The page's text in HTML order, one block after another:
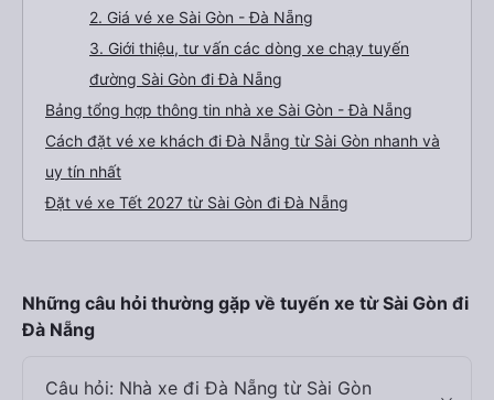
2. Giá vé xe Sài Gòn - Đà Nẵng
3. Giới thiệu, tư vấn các dòng xe chạy tuyến
đường Sài Gòn đi Đà Nẵng
Bảng tổng hợp thông tin nhà xe Sài Gòn - Đà Nẵng
Cách đặt vé xe khách đi Đà Nẵng từ Sài Gòn nhanh và
uy tín nhất
Đặt vé xe Tết 2027 từ Sài Gòn đi Đà Nẵng
Những câu hỏi thường gặp về tuyến xe từ Sài Gòn đi
Đà Nẵng
Câu hỏi: Nhà xe đi Đà Nẵng từ Sài Gòn